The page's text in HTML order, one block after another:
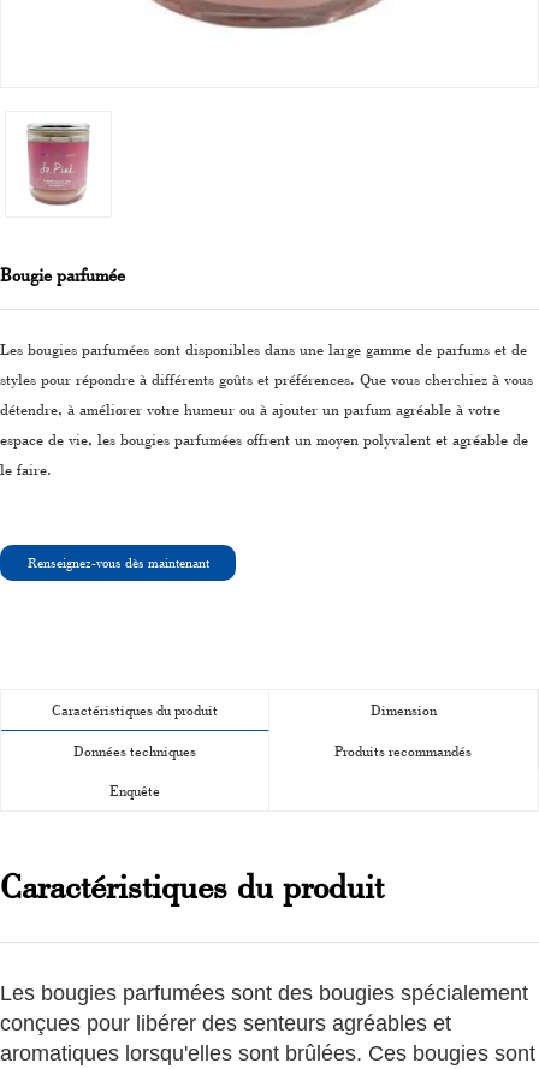
Bougie parfumée
Les bougies parfumées sont disponibles dans une large gamme de parfums et de
styles pour répondre à différents goûts et préférences. Que vous cherchiez à vous
détendre, à améliorer votre humeur ou à ajouter un parfum agréable à votre
espace de vie, les bougies parfumées offrent un moyen polyvalent et agréable de
le faire.
Renseignez-vous dès maintenant
Caractéristiques du produit Dimension
Données techniques Produits recommandés
Enquête
Caractéristiques du produit
Les bougies parfumées sont des bougies spécialement
conçues pour libérer des senteurs agréables et
aromatiques lorsqu'elles sont brûlées. Ces bougies sont